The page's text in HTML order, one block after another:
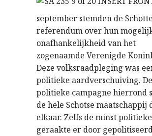
september stemden de
referendum over hun
onafhankelijkheid van het
zogenaamde Verenigde
Deze volksraadpleging was
politieke aardverschuiving. De
politieke campagne hierrond
de hele Schotse maatschappij
elkaar. Zelfs de minst
geraakte er door